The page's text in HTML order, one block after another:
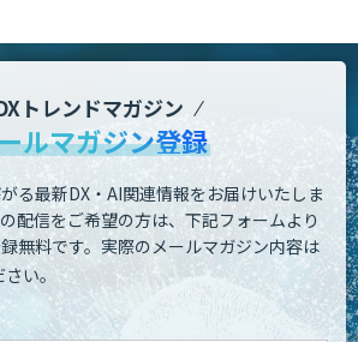
トレンドマガジン
ルマガジン登録
る最新DX・AI関連情報をお届けいたしま
配信をご希望の方は、下記フォームより
無料です。 実際のメールマガジン内容は
い。